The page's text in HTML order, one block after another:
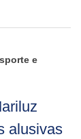
e
alusivas